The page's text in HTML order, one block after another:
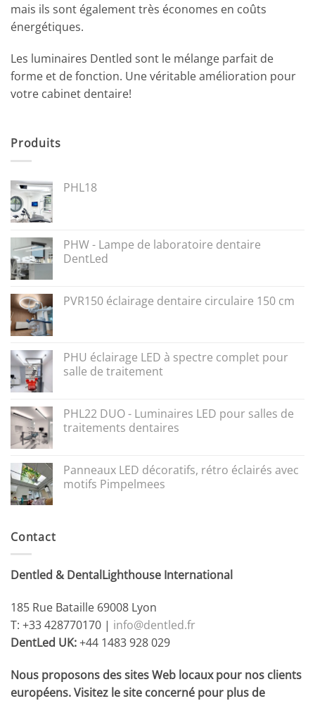
mais ils sont également très économes en coûts
énergétiques.
Les luminaires Dentled sont le mélange parfait de
forme et de fonction. Une véritable amélioration pour
votre cabinet dentaire!
Produits
PHL18
PHW - Lampe de laboratoire dentaire
DentLed
PVR150 éclairage dentaire circulaire 150 cm
PHU éclairage LED à spectre complet pour
salle de traitement
PHL22 DUO - Luminaires LED pour salles de
traitements dentaires
Panneaux LED décoratifs, rétro éclairés avec
motifs Pimpelmees
Contact
Dentled & DentalLighthouse International
185 Rue Bataille 69008 Lyon
T: +33 428770170 | info@dentled.fr
DentLed UK:+44 1483 928 029
Nous proposons des sites Web locaux pour nos clients
européens. Visitez le site concerné pour plus de